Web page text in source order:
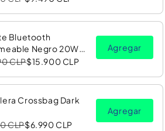
Bluetooth
Negro 20W
LED RGB PV26 Copec
CLP$15.900 CLP
Agregar
Crossbag Dark
CLP$6.990 CLP
Agregar